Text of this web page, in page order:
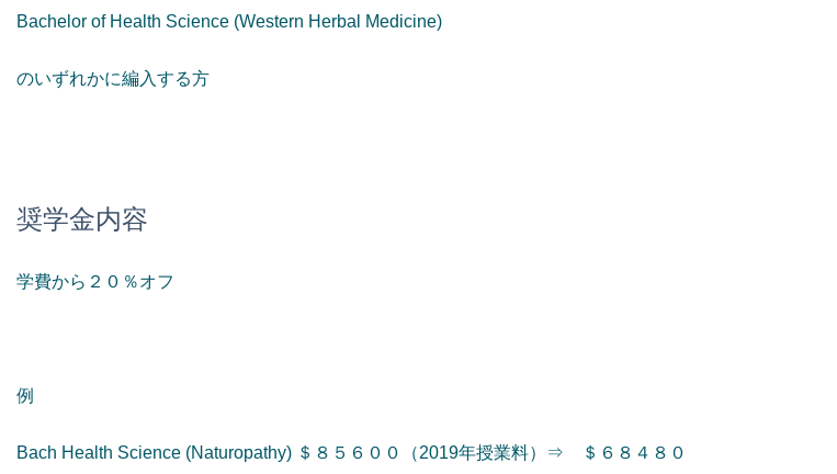
Bachelor of Health Science (Western Herbal Medicine)
のいずれかに編入する方
奨学金内容
学費から２０％オフ
例
Bach Health Science (Naturopathy) ＄８５６００（2019年授業料）⇒ ＄６８４８０